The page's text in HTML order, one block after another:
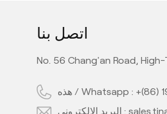
Machine with AI
High
AI PE Bottle
اتصل بنا
No. 56 Chang'an Road,
هذه / Whatsapp : +(86)
البريد الإلكتروني :